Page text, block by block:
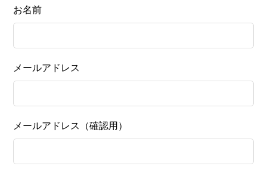
お名前
メールアドレス
メールアドレス（確認用）